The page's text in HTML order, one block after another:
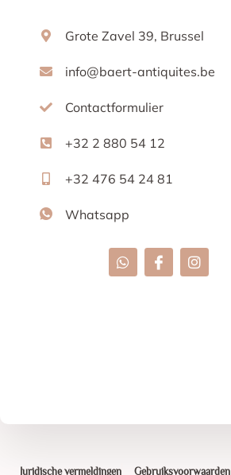
Grote Zavel 39, Brussel
info@baert-antiquites.be
Contactformulier
+32 2 880 54 12
+32 476 54 24 81
Whatsapp
Juridische vermeldingen Gebruiksvoorwaarden